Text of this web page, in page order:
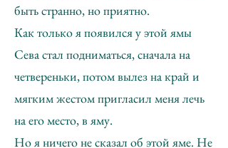
быть странно, но приятно.
Как только я появился у этой ямы
Сева стал подниматься, сначала на
четвереньки, потом вылез на край и
мягким жестом пригласил меня лечь
на его место, в яму.
Но я ничего не сказал об этой яме. Не